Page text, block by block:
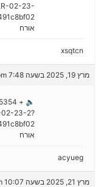
02-23-
📊
אורח
xsqtcn
מרץ 19, 2025 בשעה 7:48 pm
02-23-2?
🔈
אורח
acyueg
מרץ 21, 2025 בשעה 10:07 am